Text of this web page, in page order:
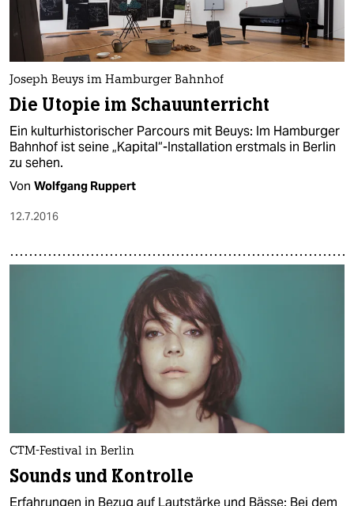
Joseph Beuys im Hamburger Bahnhof
Die Utopie im Schauunterricht
Ein kulturhistorischer Parcours mit Beuys: Im Hamburger
Bahnhof ist seine „Kapital“-Installation erstmals in Berlin
zu sehen.
Von Wolfgang Ruppert
12.7.2016
CTM-Festival in Berlin
Sounds und Kontrolle
Erfahrungen in Bezug auf Lautstärke und Bässe: Bei dem